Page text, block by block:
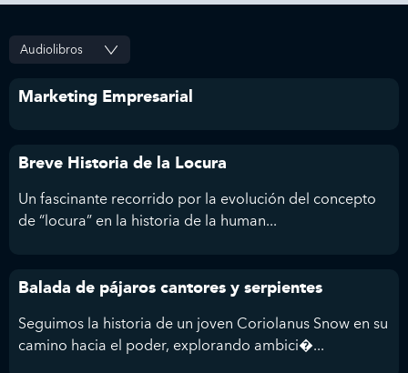
Marketing Empresarial
Breve Historia de la Locura
Un fascinante recorrido por la evolución del concepto
de “locura” en la historia de la human...
Balada de pájaros cantores y serpientes
Seguimos la historia de un joven Coriolanus Snow en su
camino hacia el poder, explorando ambici�...